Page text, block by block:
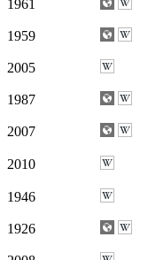
1961
1959
2005
1987
2007
2010
1946
1926